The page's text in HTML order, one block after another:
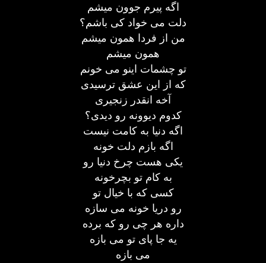
اگه پیرم جوون میشم
دلت می خواد کی باشم؟
من از فردا همون میشم
همون میشم
تو چشمات اینو می خونم
که از این عشق ترسیدی
آخه انقدر زنجیری
کدوم دیوونه رو دیدی؟
اگه دنیا به کامت نیست
اگه بازم دلت خونه
یکی هست چرخ دنیا رو
به کام تو بچرخونه
کسی که با خیال تو
رو دریا خونه می سازه
داره هر چی رو که برده
یه جا پای تو می بازه
می بازه